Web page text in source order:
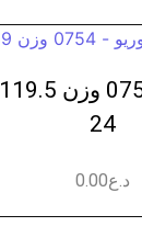
24
د.ع0.00